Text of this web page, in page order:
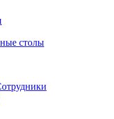
столы